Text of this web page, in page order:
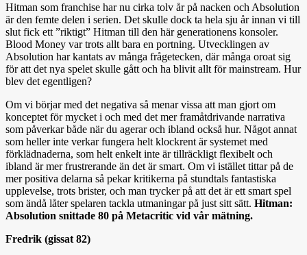
Hitman som franchise har nu cirka tolv år på nacken och Absolution
är den femte delen i serien. Det skulle dock ta hela sju år innan vi till
slut fick ett ”riktigt” Hitman till den här generationens konsoler.
Blood Money var trots allt bara en portning. Utvecklingen av
Absolution har kantats av många frågetecken, där många oroat sig
för att det nya spelet skulle gått och ha blivit allt för mainstream. Hur
blev det egentligen?
Om vi börjar med det negativa så menar vissa att man gjort om
konceptet för mycket i och med det mer framåtdrivande narrativa
som påverkar både när du agerar och ibland också hur. Något annat
som heller inte verkar fungera helt klockrent är systemet med
förklädnaderna, som helt enkelt inte är tillräckligt flexibelt och
ibland är mer frustrerande än det är smart. Om vi istället tittar på de
mer positiva delarna så pekar kritikerna på stundtals fantastiska
upplevelse, trots brister, och man trycker på att det är ett smart spel
som ändå låter spelaren tackla utmaningar på just sitt sätt. Hitman:
Absolution snittade 80 på Metacritic vid vår mätning.
Fredrik (gissat 82)